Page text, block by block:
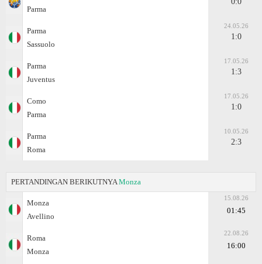
Parma
Parma
Sassuolo
24.05.26
1:0
Parma
Juventus
17.05.26
1:3
Como
Parma
17.05.26
1:0
Parma
Roma
10.05.26
2:3
PERTANDINGAN BERIKUTNYA Monza
Monza
Avellino
15.08.26
01:45
Roma
Monza
22.08.26
16:00